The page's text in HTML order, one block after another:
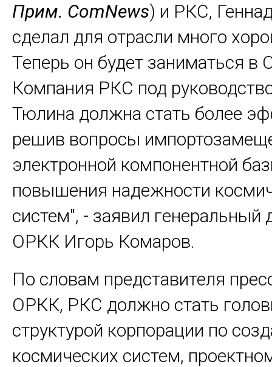
Прим. ComNews) и РКС,
сделал для отрасли много
Теперь он будет заниматься в
Компания РКС под
Тюлина должна стать более
решив вопросы
электронной компонентной
повышения надежности
систем", - заявил генеральный
ОРКК Игорь Комаров.
По словам представителя
ОРКК, РКС должно стать
структурой корпорации по
космических систем,